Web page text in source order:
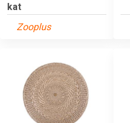
kat
Zooplus